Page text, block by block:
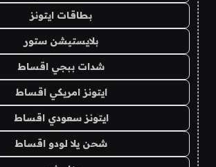
بطاقات ايتونز
بلايستيشن ستور
شدات ببجي اقساط
ايتونز امريكي اقساط
ايتونز سعودي اقساط
شحن يلا لودو اقساط